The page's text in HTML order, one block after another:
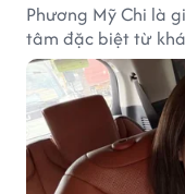
Phương Mỹ Chi là
tâm đặc biệt từ